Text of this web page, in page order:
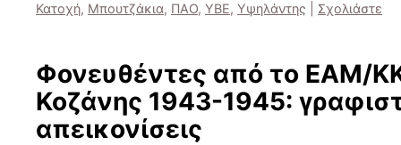
Κατοχή, Μπουτζάκια, ΠΑΟ, ΥΒΕ, Υψηλάντης Σχολιάστε
Φονευθέντες από το ΕΑΜ/
Κοζάνης 1943-1945:
απεικονίσεις